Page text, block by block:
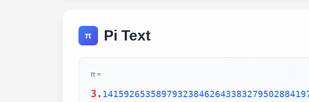
π Pi Text
π =
3.